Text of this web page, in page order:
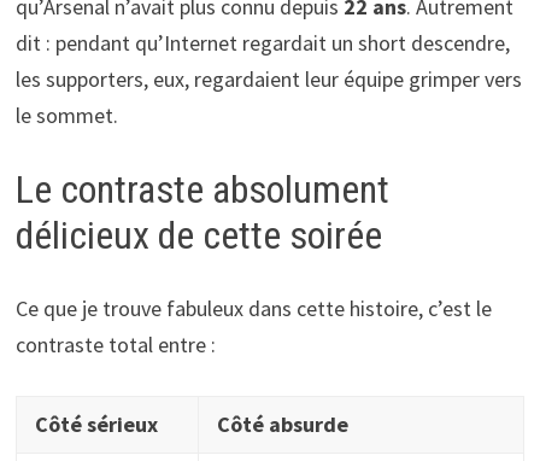
qu’Arsenal n’avait plus connu depuis 22 ans. Autrement
dit : pendant qu’Internet regardait un short descendre,
les supporters, eux, regardaient leur équipe grimper vers
le sommet.
Le contraste absolument
délicieux de cette soirée
Ce que je trouve fabuleux dans cette histoire, c’est le
contraste total entre :
Côté sérieux
Côté absurde